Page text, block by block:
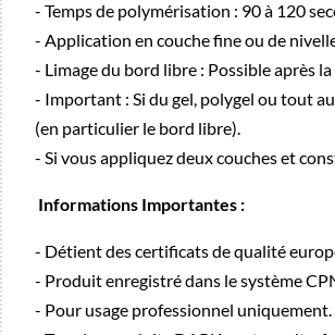
- Temps de polymérisation : 90 à 120
- Application en couche fine ou de
- Limage du bord libre : Possible après
- Important : Si du gel, polygel ou tout
(en particulier le bord libre).
- Si vous appliquez deux couches et
Informations Importantes :
- Détient des certificats de qualité
- Produit enregistré dans le système
- Pour usage professionnel uniquement.